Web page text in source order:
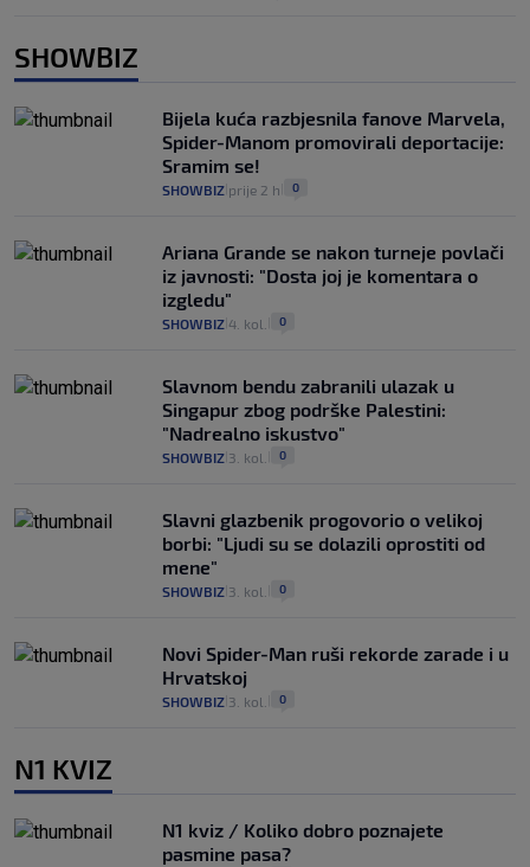
SHOWBIZ
Bijela kuća razbjesnila fanove Marvela,
Spider-Manom promovirali deportacije:
Sramim se!
SHOWBIZ prije 2 h 0
Ariana Grande se nakon turneje povlači
iz javnosti: "Dosta joj je komentara o
izgledu"
SHOWBIZ 4. kol. 0
Slavnom bendu zabranili ulazak u
Singapur zbog podrške Palestini:
"Nadrealno iskustvo"
SHOWBIZ 3. kol. 0
Slavni glazbenik progovorio o velikoj
borbi: "Ljudi su se dolazili oprostiti od
mene"
SHOWBIZ 3. kol. 0
Novi Spider-Man ruši rekorde zarade i u
Hrvatskoj
SHOWBIZ 3. kol. 0
N1 KVIZ
N1 kviz / Koliko dobro poznajete
pasmine pasa?